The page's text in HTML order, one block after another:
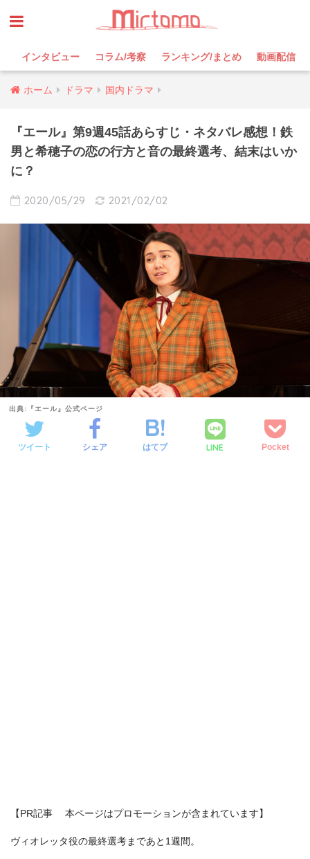
インタビュー コラム/考察 ランキング/まとめ 動画配信
ホーム ドラマ 国内ドラマ
『エール』第9週45話あらすじ・ネタバレ感想！鉄
男と希穂子の恋の行方と音の最終選考、結末はいか
に？
2020/05/29 2021/02/02
出典:『エール』公式ページ
ツイート シェア はてブ LINE Pocket
【PR記事 本ページはプロモーションが含まれています】
ヴィオレッタ役の最終選考まであと1週間。